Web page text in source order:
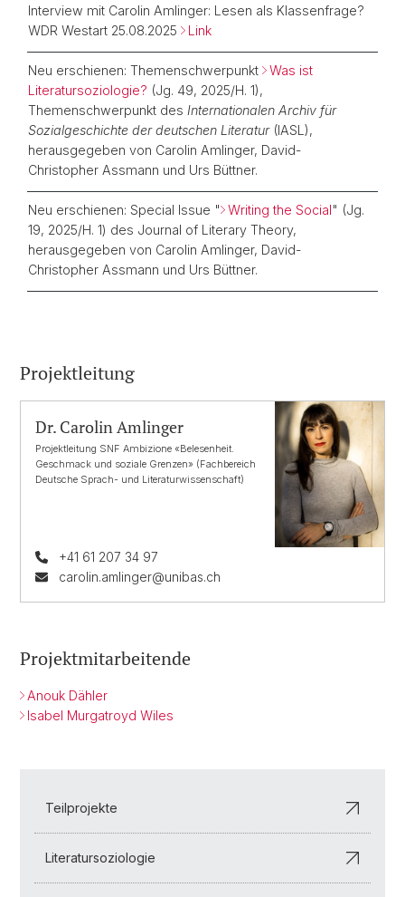
Interview mit Carolin Amlinger: Lesen als Klassenfrage?
WDR Westart 25.08.2025
Link
Neu erschienen: Themenschwerpunkt
Was ist
Literatursoziologie? (Jg. 49, 2025/H. 1),
Themenschwerpunkt des Internationalen Archiv für
Sozialgeschichte der deutschen Literatur(IASL),
herausgegeben von Carolin Amlinger, David-
Christopher Assmann und Urs Büttner.
Neu erschienen: Special Issue " Writing the Social " (Jg.
19, 2025/H. 1) des Journal of Literary Theory,
herausgegeben von Carolin Amlinger, David-
Christopher Assmann und Urs Büttner.
Projektleitung
Dr. Carolin Amlinger
Projektleitung SNF Ambizione «Belesenheit.
Geschmack und soziale Grenzen» (Fachbereich
Deutsche Sprach- und Literaturwissenschaft)
+41 61 207 34 97
carolin.amlinger@unibas.ch
Projektmitarbeitende
Anouk Dähler
Isabel Murgatroyd Wiles
Teilprojekte
Literatursoziologie